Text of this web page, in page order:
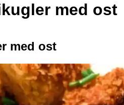
med ost
med ost